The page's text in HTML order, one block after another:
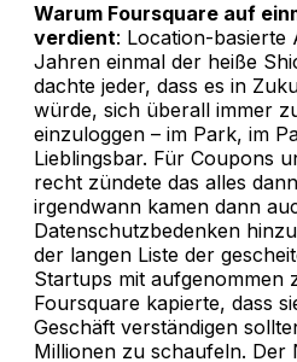
Warum Foursquare auf
verdient: Location-
Jahren einmal der heiße
dachte jeder, dass es in
würde, sich überall immer
einzuloggen – im Park, im
Lieblingsbar. Für Coupons
recht zündete das alles
irgendwann kamen dann
Datenschutzbedenken
der langen Liste der
Startups mit aufgenommen
Foursquare kapierte, dass
Geschäft verständigen
Millionen zu schaufeln. Der